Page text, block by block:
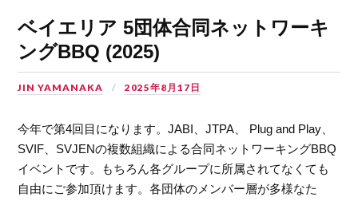
ベイエリア 5団体合同ネットワーキ
ングBBQ (2025)
JIN YAMANAKA 2025年8月17日
今年で第4回目になります。JABI、JTPA、 Plug and Play、
SVIF、SVJENの複数組織による合同ネットワーキングBBQ
イベントです。もちろん各グループに所属されてなくても
自由にご参加頂けます。各団体のメンバー層が多様なた